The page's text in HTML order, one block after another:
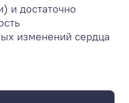
и достаточно
изменений сердца